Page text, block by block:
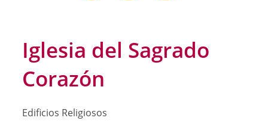
Iglesia del Sagrado
Corazón
Edificios Religiosos